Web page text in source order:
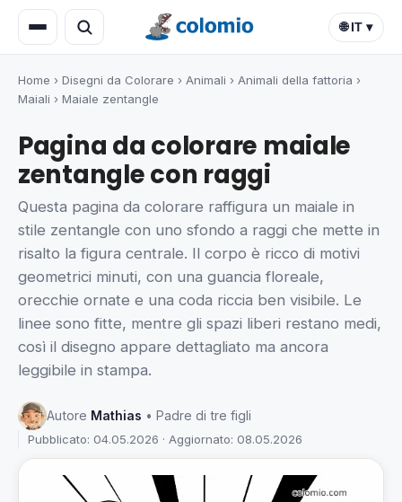
🌐 IT ▾
Home › Disegni da Colorare › Animali › Animali della fattoria ›
Maiali › Maiale zentangle
Pagina da colorare maiale
zentangle con raggi
Questa pagina da colorare raffigura un maiale in
stile zentangle con uno sfondo a raggi che mette in
risalto la figura centrale. Il corpo è ricco di motivi
geometrici minuti, con una guancia floreale,
orecchie ornate e una coda riccia ben visibile. Le
linee sono fitte, mentre gli spazi liberi restano medi,
così il disegno appare dettagliato ma ancora
leggibile in stampa.
Autore Mathias • Padre di tre figli
Pubblicato: 04.05.2026 · Aggiornato: 08.05.2026